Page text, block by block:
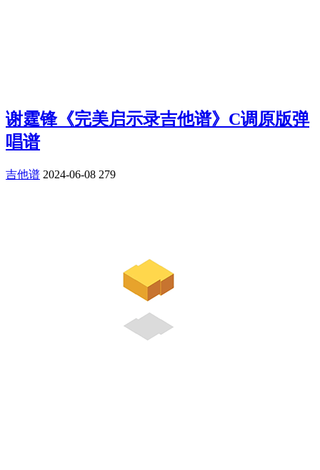
谢霆锋《完美启示录吉他谱》C调原版弹
唱谱
吉他谱 2024-06-08 279